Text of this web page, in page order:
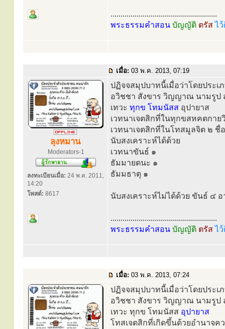
.....................................................
พระธรรมคำสอน บัญญัติ ตรัสไ
เมื่อ: 03 พ.ค. 2013, 07:19
ลุงหมาน
Moderators-1
ลงทะเบียนเมื่อ: 24 พ.ค. 2011,
14:20
โพสต์: 8617
ปฏิจจสมุปบาทนี้เมื่อว่าโดยประเ
อวิชชา สังขาร วิญญาณ นามรูป
เทวะ ทุกข โทมนัสส อุปายาส
เวทนาเจตสิกที่ในทุกขสหคตกา
เวทนาเจตสิกที่ในโทสมูลจิต ๒
นับสงเคราะห์ได้ด้วย
เวทนาขันธ์ ๑
ธัมมายตนะ ๑
ธัมมธาตุ ๑
นับสงเคราะห์ไม่ได้ด้วย ขันธ์ ๔
.....................................................
พระธรรมคำสอน บัญญัติ ตรัสไ
เมื่อ: 03 พ.ค. 2013, 07:24
ปฏิจจสมุปบาทนี้เมื่อว่าโดยประเ
อวิชชา สังขาร วิญญาณ นามรูป
เทวะ ทุกข โทมนัสส อุปายาส
โทสเจตสิกที่เกิดขึ้นด้วยอำนาจค